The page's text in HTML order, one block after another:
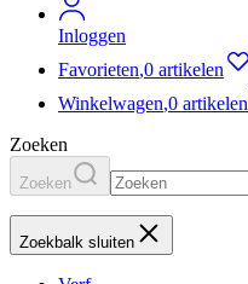
Inloggen
Favorieten,0 artikelen
Winkelwagen,0 artikelen
Zoeken
Zoeken
Zoekbalk sluiten